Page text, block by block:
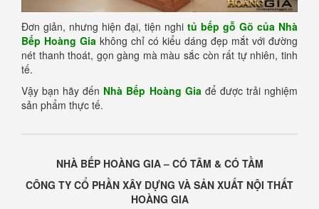
Đơn giản, nhưng hiện đại, tiện nghi tủ bếp gỗ Gõ của Nhà
Bếp Hoàng Gia không chỉ có kiểu dáng đẹp mắt với đường
nét thanh thoát, gọn gàng mà màu sắc còn rất tự nhiên, tinh
tế.
Vậy bạn hãy đến Nhà Bếp Hoàng Gia để được trải nghiệm
sản phẩm thực tế.
NHÀ BẾP HOÀNG GIA – CÓ TÂM & CÓ TẦM
CÔNG TY CỔ PHẦN XÂY DỰNG VÀ SẢN XUẤT NỘI THẤT
HOÀNG GIA